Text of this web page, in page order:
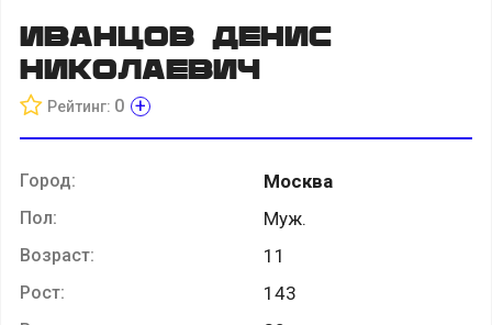
Иванцов Денис
Николаевич
Рейтинг: 0 +
Город: Москва
Пол: Муж.
Возраст: 11
Рост: 143